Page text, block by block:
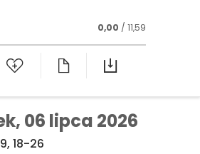
0,00 / 11,59
06 lipca 2026
18-26